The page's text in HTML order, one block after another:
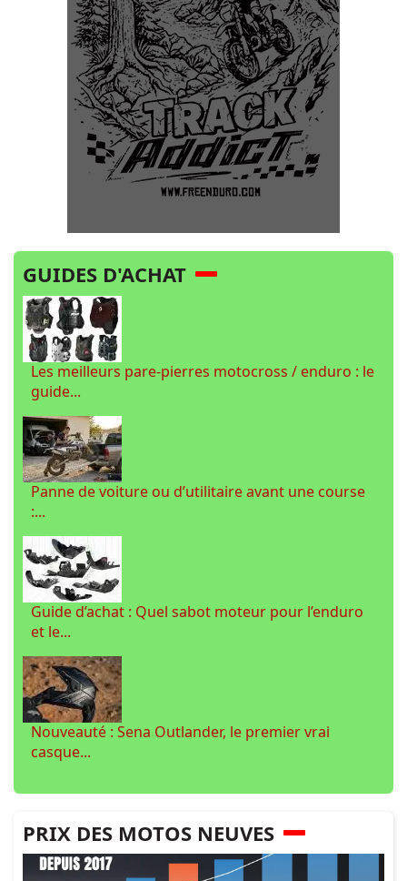
GUIDES D'ACHAT
Les meilleurs pare-pierres motocross / enduro : le
guide...
Panne de voiture ou d’utilitaire avant une course
:...
Guide d’achat : Quel sabot moteur pour l’enduro
et le...
Nouveauté : Sena Outlander, le premier vrai
casque...
PRIX DES MOTOS NEUVES